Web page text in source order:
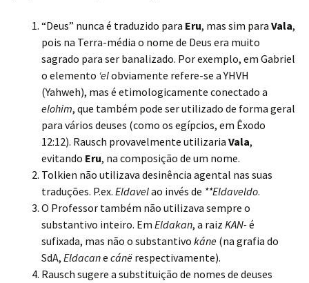
“Deus” nunca é traduzido para Eru, mas sim para Vala,
pois na Terra-média o nome de Deus era muito
sagrado para ser banalizado. Por exemplo, em Gabriel
o elemento ‘elobviamente refere-se a YHVH
(Yahweh), mas é etimologicamente conectado a
elohim, que também pode ser utilizado de forma geral
para vários deuses (como os egípcios, em Êxodo
12:12). Rausch provavelmente utilizaria Vala,
evitando Eru, na composição de um nome.
Tolkien não utilizava desinência agental nas suas
traduções. P.ex. Eldavelao invés de **Eldaveldo.
O Professor também não utilizava sempre o
substantivo inteiro. Em Eldakan, a raiz KAN-é
sufixada, mas não o substantivo káne (na grafia do
SdA, Eldacane cánë respectivamente).
Rausch sugere a substituição de nomes de deuses